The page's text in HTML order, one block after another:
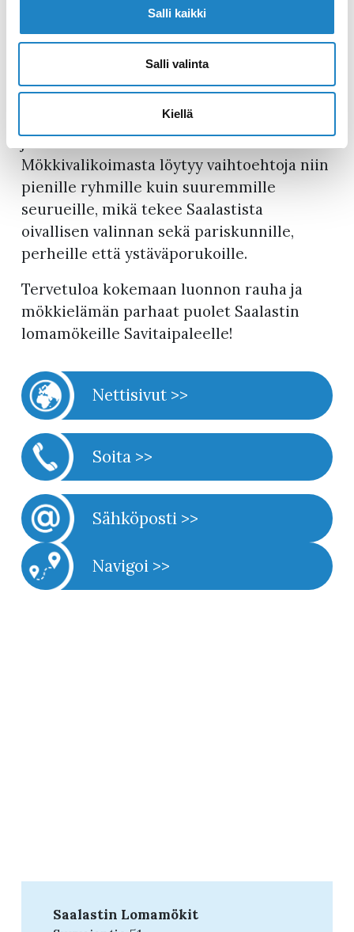
Salli kaikki
Salli valinta
Kiellä
Saalastin lomamökitsopivat erinomaisesti
suunniteltu tarjoamaan vieraille
yksityisyyttä ja mukavuutta – täällä et
joudu tinkimään omasta rauhastasi.
Mökkivalikoimasta löytyy vaihtoehtoja niin
pienille ryhmille kuin suuremmille
seurueille, mikä tekee Saalastista
oivallisen valinnan sekä pariskunnille,
perheille että ystäväporukoille.
Tervetuloa kokemaan luonnon rauha ja
mökkielämän parhaat puolet Saalastin
lomamökeille Savitaipaleelle!
Nettisivut >>
Soita >>
Sähköposti >>
Navigoi >>
Saalastin Lomamökit